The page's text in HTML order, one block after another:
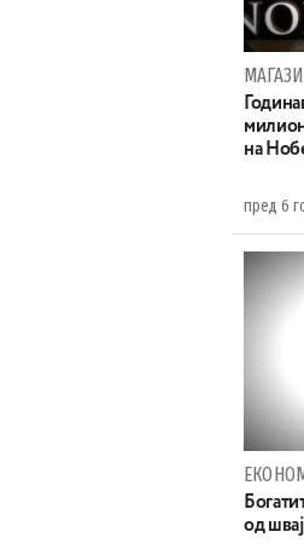
на
пред 6
од